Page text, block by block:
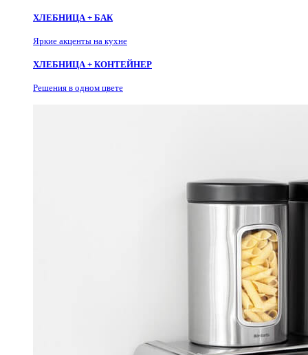
ХЛЕБНИЦА + БАК
Яркие акценты на кухне
ХЛЕБНИЦА + КОНТЕЙНЕР
Решения в одном цвете